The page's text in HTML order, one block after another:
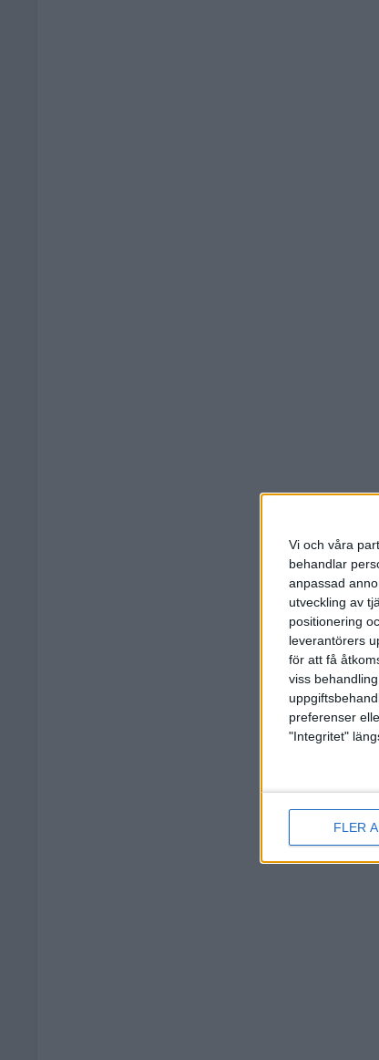
Vi och våra
behandlar
anpassad
utveckling av
positionering
leverantörers
för att få
viss
preferenser
"Integritet"
FLER